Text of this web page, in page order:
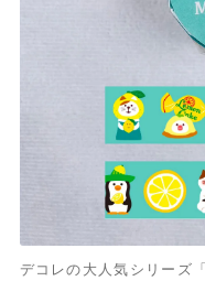
デコレの大人気シリーズ